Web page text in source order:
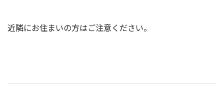
近隣にお住まいの方はご注意ください。